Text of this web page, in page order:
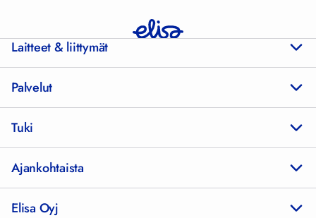
Laitteet & liittymät
Palvelut
Tuki
Ajankohtaista
Elisa Oyj